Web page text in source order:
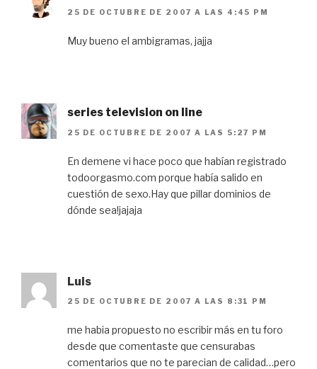
25 DE OCTUBRE DE 2007 A LAS 4:45 PM
Muy bueno el ambigramas, jajja
series television on line
25 DE OCTUBRE DE 2007 A LAS 5:27 PM
En demene vi hace poco que habían registrado
todoorgasmo.com porque había salido en
cuestión de sexo.Hay que pillar dominios de
dónde sea!jajaja
Luis
25 DE OCTUBRE DE 2007 A LAS 8:31 PM
me habia propuesto no escribir más en tu foro
desde que comentaste que censurabas
comentarios que no te parecian de calidad…pero